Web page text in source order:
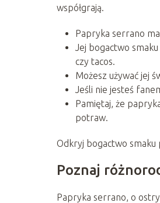
współgrają.
Papryka serrano
Jej bogactwo
czy tacos.
Możesz używać jej
Jeśli nie jesteś
Pamiętaj, że
potraw.
Odkryj bogactwo smaku
Poznaj
Papryka serrano, o